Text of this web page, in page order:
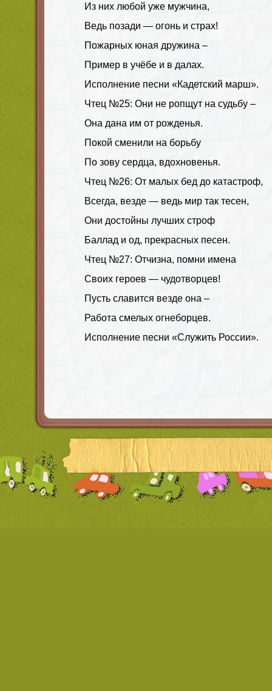
Из них любой уже мужчина,
Ведь позади — огонь и страх!
Пожарных юная дружина –
Пример в учёбе и в далах.
Исполнение песни «Кадетский марш».
Чтец №25: Они не ропщут на судьбу –
Она дана им от рожденья.
Покой сменили на борьбу
По зову сердца, вдохновенья.
Чтец №26: От малых бед до катастроф,
Всегда, везде — ведь мир так тесен,
Они достойны лучших строф
Баллад и од, прекрасных песен.
Чтец №27: Отчизна, помни имена
Своих героев — чудотворцев!
Пусть славится везде она –
Работа смелых огнеборцев.
Исполнение песни «Служить России».